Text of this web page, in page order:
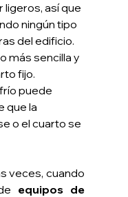
ligeros, así que
ningún tipo
del edificio.
más sencilla y
fijo.
puede
que la
o el cuarto se
veces, cuando
equipos de